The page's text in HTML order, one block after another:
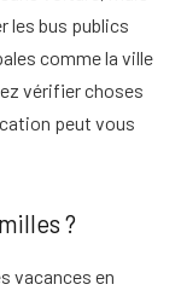
les bus publics
comme la ville
vérifierchoses
peut vous
?
vacances en